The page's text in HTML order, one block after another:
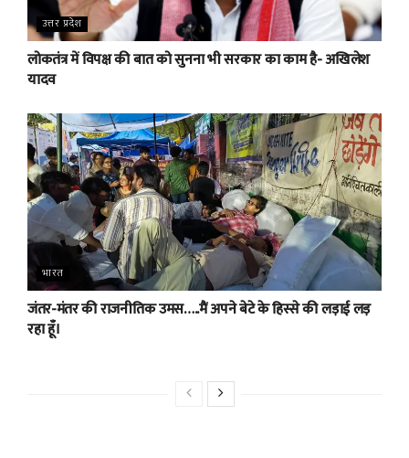
उत्तर प्रदेश
लोकतंत्र में विपक्ष की बात को सुनना भी सरकार का काम है- अखिलेश
यादव
भारत
जंतर-मंतर की राजनीतिक उमस…..मैं अपने बेटे के हिस्से की लड़ाई लड़
रहा हूँ।